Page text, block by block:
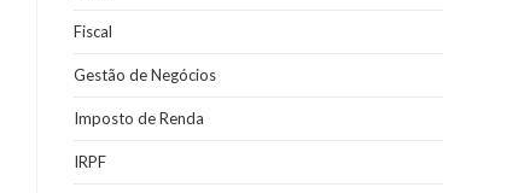
Fiscal
Gestão de Negócios
Imposto de Renda
IRPF